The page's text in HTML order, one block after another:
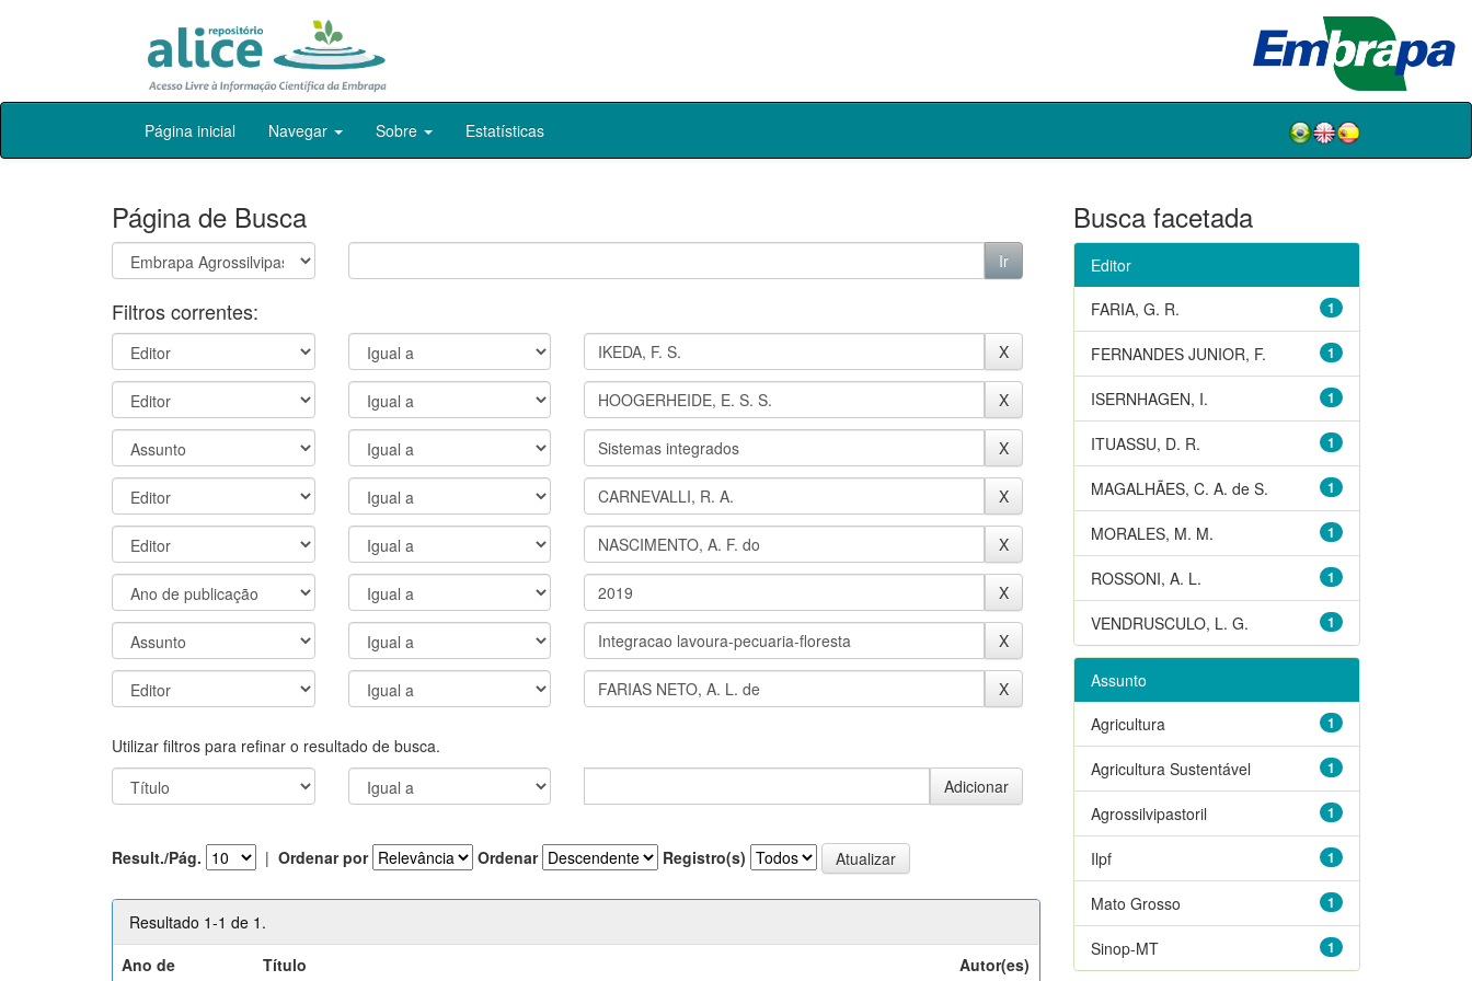
Skip
Página inicial Navegar Sobre Estatísticas
Página de Busca
Filtros correntes:
Utilizar filtros para refinar o resultado de busca.
Result./Pág. | Ordenar por Ordenar Registro(s)
Resultado 1-1 de 1.
Ano de
Título Autor(es)
Busca facetada
Editor
1
FARIA, G. R.
1
FERNANDES JUNIOR, F.
1
ISERNHAGEN, I.
1
ITUASSU, D. R.
1
MAGALHÃES, C. A. de S.
1
MORALES, M. M.
1
ROSSONI, A. L.
1
VENDRUSCULO, L. G.
Assunto
1
Agricultura
1
Agricultura Sustentável
1
Agrossilvipastoril
1
Ilpf
1
Mato Grosso
1
Sinop-MT